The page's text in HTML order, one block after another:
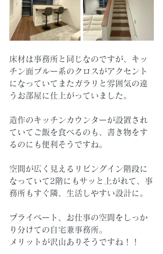
床材は事務所と同じなのですが、キッ
チン面ブルー系のクロスがアクセント
になっていてまたガラリと雰囲気の違
うお部屋に仕上がっていました。
造作のキッチンカウンターが設置され
ていてご飯を食べるのも、書き物をす
るのにも便利そうですね。
空間が広く見えるリビングイン階段に
なっていて2階にもサッと上がれて、事
務所もすぐ隣、生活しやすい設計に。
プライベート、お仕事の空間をしっか
り分けての自宅兼事務所。
メリットが沢山ありそうですね！！